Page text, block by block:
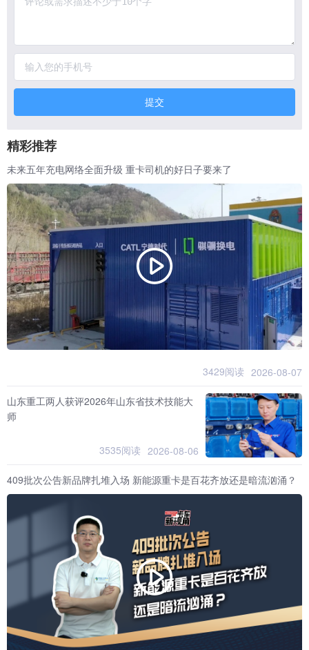
提交
精彩推荐
未来五年充电网络全面升级 重卡司机的好日子要来了
3429阅读 2026-08-07
山东重工两人获评2026年山东省技术技能大
师
3535阅读 2026-08-06
409批次公告新品牌扎堆入场 新能源重卡是百花齐放还是暗流汹涌？